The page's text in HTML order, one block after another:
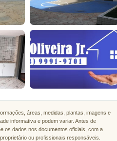
áreas, medidas, plantas, imagens e
informativa e podem variar. Antes de
os dados nos documentos oficiais, com a
ou profissionais responsáveis.